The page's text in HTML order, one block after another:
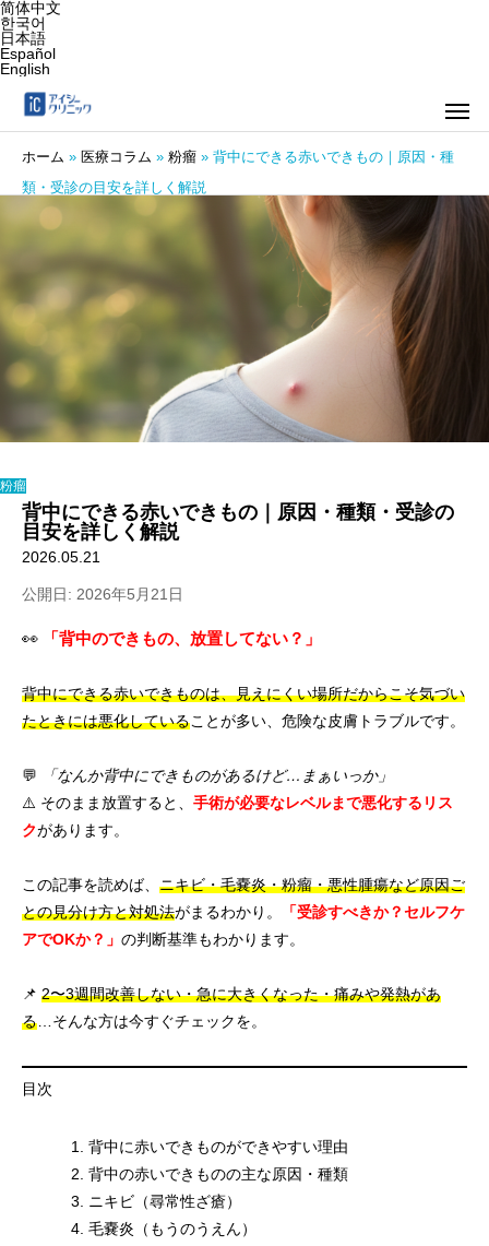
简体中文
한국어
日本語
Español
English
ホーム » 医療コラム » 粉瘤 » 背中にできる赤いできもの｜原因・種
類・受診の目安を詳しく解説
粉瘤
背中にできる赤いできもの｜原因・種類・受診の
目安を詳しく解説
2026.05.21
公開日: 2026年5月21日
👀 「背中のできもの、放置してない？」
背中にできる赤いできものは、見えにくい場所だからこそ気づい
たときには悪化していることが多い、危険な皮膚トラブルです。
💬
「なんか背中にできものがあるけど…まぁいっか」
⚠️ そのまま放置すると、 手術が必要なレベルまで悪化するリス
クがあります。
この記事を読めば、 ニキビ・毛嚢炎・粉瘤・悪性腫瘍など原因ご
との見分け方と対処法がまるわかり。
「受診すべきか？セルフケ
アでOKか？」 の判断基準もわかります。
📌 2〜3週間改善しない・急に大きくなった・痛みや発熱があ
る …そんな方は今すぐチェックを。
目次
背中に赤いできものができやすい理由
背中の赤いできものの主な原因・種類
ニキビ（尋常性ざ瘡）
毛嚢炎（もうのうえん）